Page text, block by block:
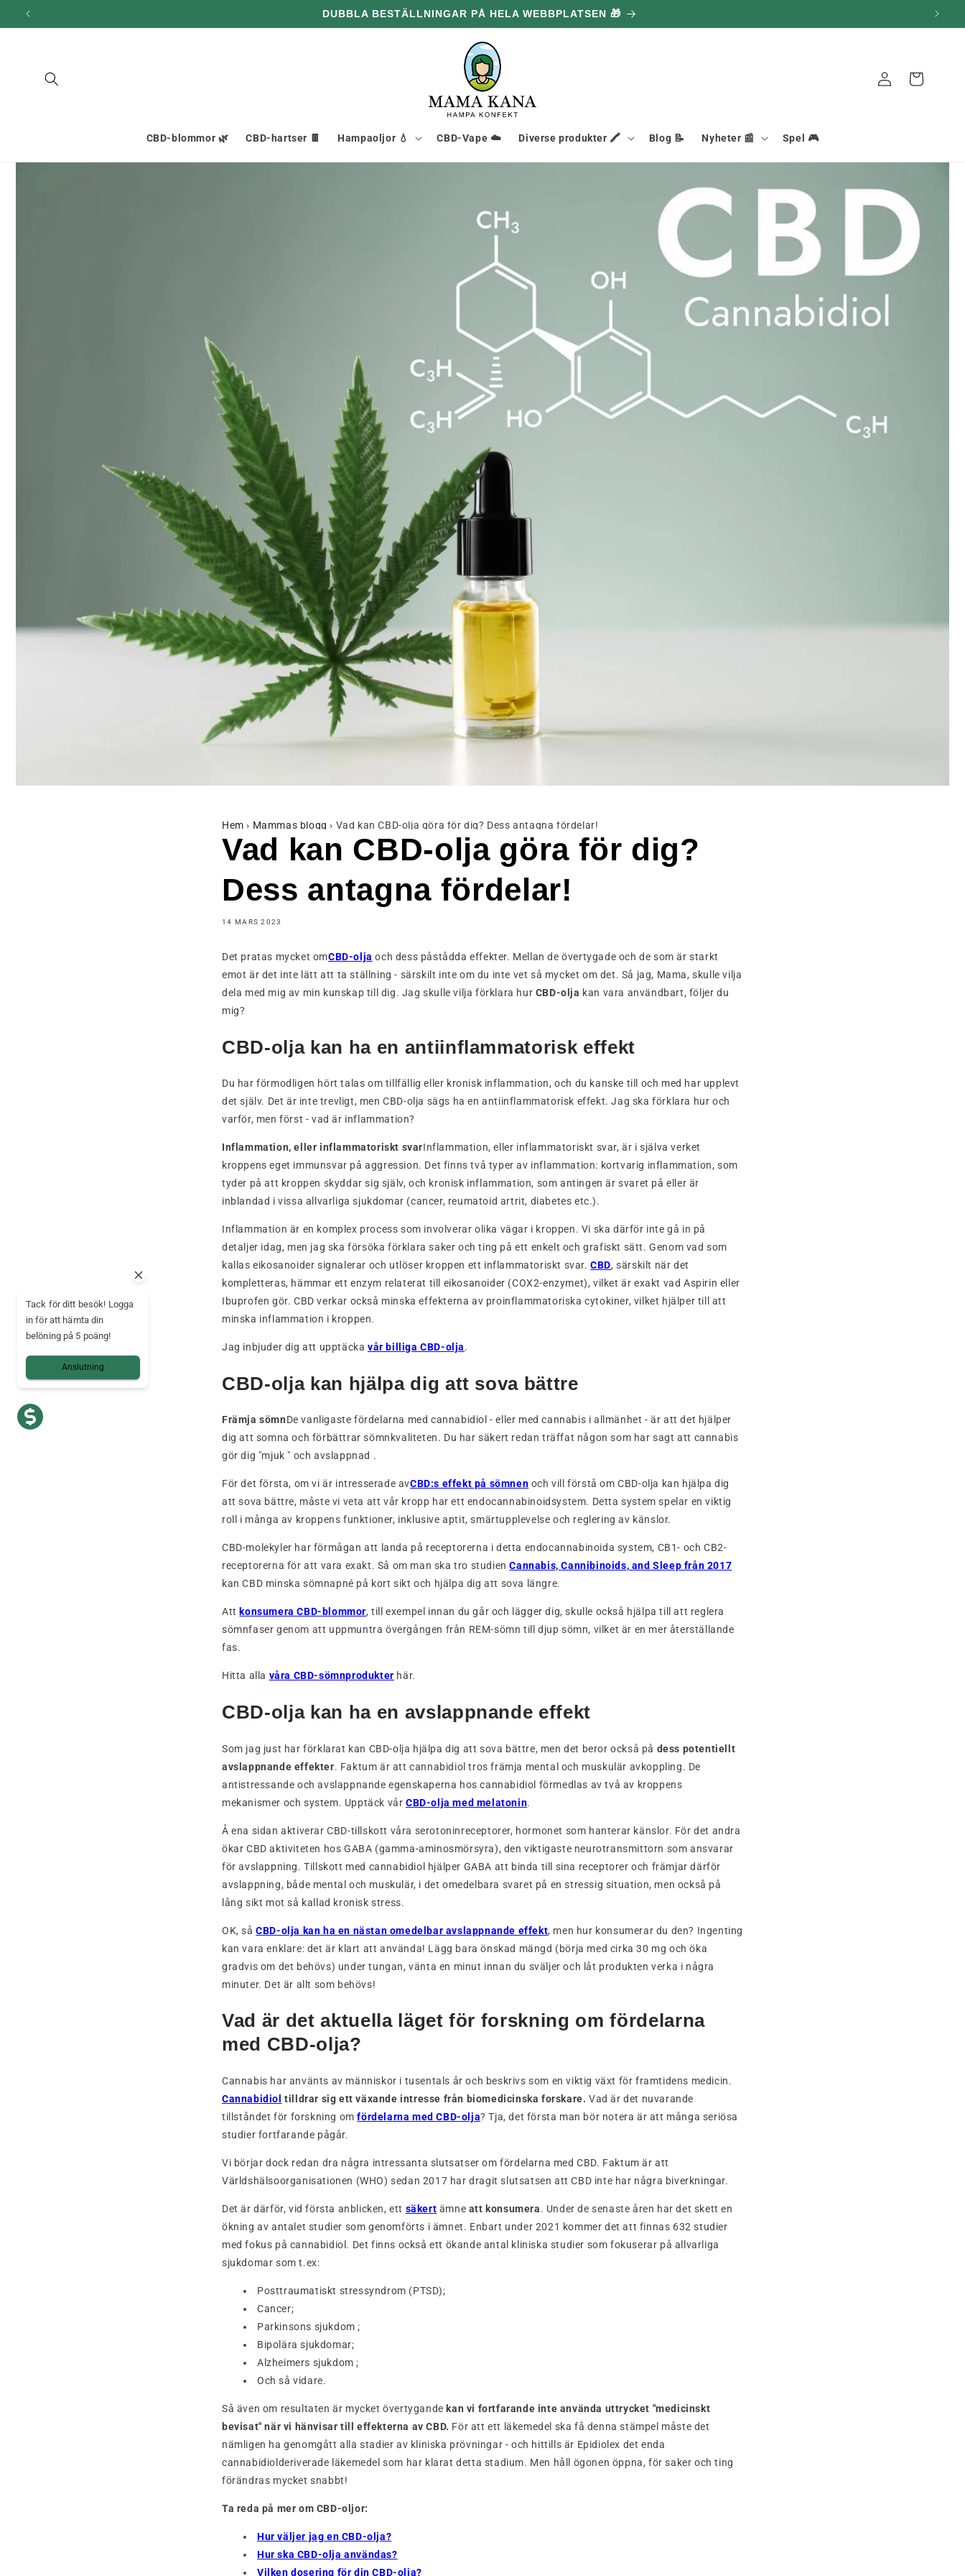
och gå
DUBBLA BESTÄLLNINGAR PÅ HELA WEBBPLATSEN 🎁
CBD-blommor 🌿 CBD-hartser 🍫 Hampaoljor 💧 CBD-Vape ☁️ Diverse produkter 🖍️ Blog 📝 Nyheter 📰 Spel 🎮
AnslutningKorg
Hem › Mammas blogg › Vad kan CBD-olja göra för dig? Dess antagna fördelar!
Vad kan CBD-olja göra för dig?
Dess antagna fördelar!
14 MARS 2023
Det pratas mycket omCBD-olja och dess påstådda effekter. Mellan de övertygade och de som är starkt
emot är det inte lätt att ta ställning - särskilt inte om du inte vet så mycket om det. Så jag, Mama, skulle vilja
dela med mig av min kunskap till dig. Jag skulle vilja förklara hur CBD-olja kan vara användbart, följer du
mig?
CBD-olja kan ha en antiinflammatorisk effekt
Du har förmodligen hört talas om tillfällig eller kronisk inflammation, och du kanske till och med har upplevt
det själv. Det är inte trevligt, men CBD-olja sägs ha en antiinflammatorisk effekt. Jag ska förklara hur och
varför, men först - vad är inflammation?
Inflammation, eller inflammatoriskt svarInflammation, eller inflammatoriskt svar, är i själva verket
kroppens eget immunsvar på aggression. Det finns två typer av inflammation: kortvarig inflammation, som
tyder på att kroppen skyddar sig själv, och kronisk inflammation, som antingen är svaret på eller är
inblandad i vissa allvarliga sjukdomar (cancer, reumatoid artrit, diabetes etc.).
Inflammation är en komplex process som involverar olika vägar i kroppen. Vi ska därför inte gå in på
detaljer idag, men jag ska försöka förklara saker och ting på ett enkelt och grafiskt sätt. Genom vad som
kallas eikosanoider signalerar och utlöser kroppen ett inflammatoriskt svar.CBD, särskilt när det
kompletteras, hämmar ett enzym relaterat till eikosanoider (COX2-enzymet), vilket är exakt vad Aspirin eller
Ibuprofen gör. CBD verkar också minska effekterna av proinflammatoriska cytokiner, vilket hjälper till att
minska inflammation i kroppen.
Jag inbjuder dig att upptäcka vår billiga CBD-olja.
CBD-olja kan hjälpa dig att sova bättre
Främja sömnDe vanligaste fördelarna med cannabidiol - eller med cannabis i allmänhet - är att det hjälper
dig att somna och förbättrar sömnkvaliteten. Du har säkert redan träffat någon som har sagt att cannabis
gör dig "mjuk " och avslappnad .
För det första, om vi är intresserade avCBD:s effekt på sömnen och vill förstå om CBD-olja kan hjälpa dig
att sova bättre, måste vi veta att vår kropp har ett endocannabinoidsystem. Detta system spelar en viktig
roll i många av kroppens funktioner, inklusive aptit, smärtupplevelse och reglering av känslor.
CBD-molekyler har förmågan att landa på receptorerna i detta endocannabinoida system, CB1- och CB2-
receptorerna för att vara exakt. Så om man ska tro studienCannabis,Cannibinoids, and Sleep från 2017
kan CBD minska sömnapné på kort sikt och hjälpa dig att sova längre.
Att konsumera CBD-blommor, till exempel innan du går och lägger dig, skulle också hjälpa till att reglera
sömnfaser genom att uppmuntra övergången från REM-sömn till djup sömn, vilket är en mer återställande
fas.
Hitta alla våra CBD-sömnprodukter här.
CBD-olja kan ha en avslappnande effekt
Som jag just har förklarat kan CBD-olja hjälpa dig att sova bättre, men det beror också på dess potentiellt
avslappnande effekter. Faktum är att cannabidiol tros främja mental och muskulär avkoppling. De
antistressande och avslappnande egenskaperna hos cannabidiol förmedlas av två av kroppens
mekanismer och system. Upptäck vårCBD-olja med melatonin.
Å ena sidan aktiverar CBD-tillskott våra serotoninreceptorer, hormonet som hanterar känslor. För det andra
ökar CBD aktiviteten hos GABA (gamma-aminosmörsyra), den viktigaste neurotransmittorn som ansvarar
för avslappning. Tillskott med cannabidiol hjälper GABA att binda till sina receptorer och främjar därför
avslappning, både mental och muskulär, i det omedelbara svaret på en stressig situation, men också på
lång sikt mot så kallad kronisk stress.
OK, såCBD-olja kan ha en nästan omedelbar avslappnande effekt, men hur konsumerar du den? Ingenting
kan vara enklare: det är klart att använda! Lägg bara önskad mängd (börja med cirka 30 mg och öka
gradvis om det behövs) under tungan, vänta en minut innan du sväljer och låt produkten verka i några
minuter. Det är allt som behövs!
Vad är det aktuella läget för forskning om fördelarna
med CBD-olja?
Cannabis har använts av människor i tusentals år och beskrivs som en viktig växt för framtidens medicin.
Cannabidiol tilldrar sig ett växande intresse från biomedicinska forskare. Vad är det nuvarande
tillståndet för forskning omfördelarna med CBD-olja? Tja, det första man bör notera är att många seriösa
studier fortfarande pågår.
Vi börjar dock redan dra några intressanta slutsatser om fördelarna med CBD. Faktum är att
Världshälsoorganisationen (WHO) sedan 2017 har dragit slutsatsen att CBD inte har några biverkningar.
Det är därför, vid första anblicken, ett säkert ämne att konsumera. Under de senaste åren har det skett en
ökning av antalet studier som genomförts i ämnet. Enbart under 2021 kommer det att finnas 632 studier
med fokus på cannabidiol. Det finns också ett ökande antal kliniska studier som fokuserar på allvarliga
sjukdomar som t.ex:
Posttraumatiskt stressyndrom (PTSD);
Cancer;
Parkinsons sjukdom ;
Bipolära sjukdomar;
Alzheimers sjukdom ;
Och så vidare.
Så även om resultaten är mycket övertygande kan vi fortfarande inte använda uttrycket "medicinskt
bevisat" när vi hänvisar till effekterna av CBD. För att ett läkemedel ska få denna stämpel måste det
nämligen ha genomgått alla stadier av kliniska prövningar - och hittills är Epidiolex det enda
cannabidiolderiverade läkemedel som har klarat detta stadium. Men håll ögonen öppna, för saker och ting
förändras mycket snabbt!
Ta reda på mer om CBD-oljor:
Hur väljer jag en CBD-olja?
Hur ska CBD-olja användas?
Vilken dosering för din CBD-olja?
Tack för ditt besök! Logga
in för att hämta din
belöning på 5 poäng!
Anslutning